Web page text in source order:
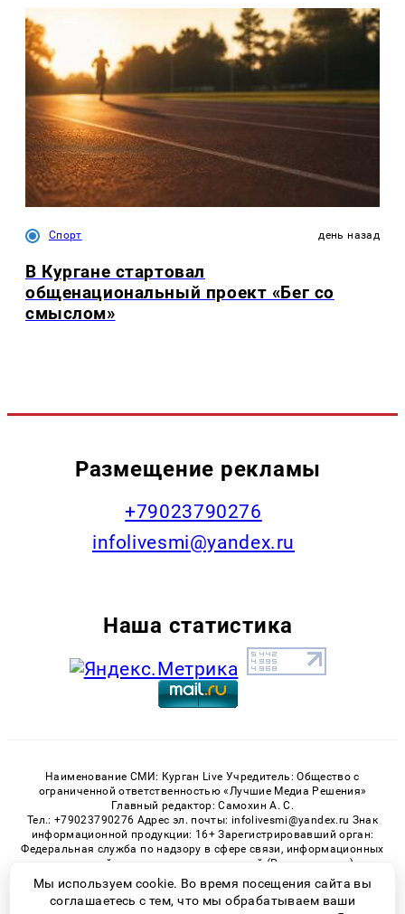
Спорт день назад
В Кургане стартовал
общенациональный проект «Бег со
смыслом»
Размещение рекламы
+79023790276
infolivesmi@yandex.ru
Наша статистика
Наименование СМИ: Курган Live Учредитель: Общество с
ограниченной ответственностью «Лучшие Медиа Решения»
Главный редактор: Самохин А. С.
Тел.: +79023790276 Адрес эл. почты: infolivesmi@yandex.ru Знак
информационной продукции: 16+ Зарегистрировавший орган:
Федеральная служба по надзору в сфере связи, информационных
технологий и массовых коммуникаций (Роскомнадзор)
Регистрационный номер СМИ ЭЛ № ФС 77 - 82535 от 21.01.2022
Мы используем cookie. Во время посещения сайта вы
соглашаетесь с тем, что мы обрабатываем ваши